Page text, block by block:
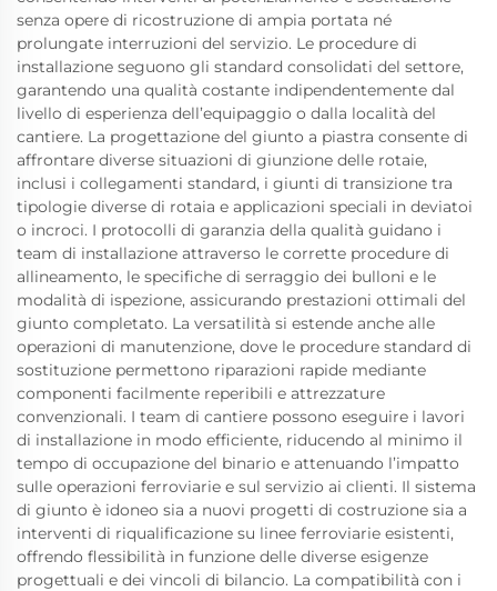
senza opere di ricostruzione di ampia portata né
prolungate interruzioni del servizio. Le procedure di
installazione seguono gli standard consolidati del settore,
garantendo una qualità costante indipendentemente dal
livello di esperienza dell’equipaggio o dalla località del
cantiere. La progettazione del giunto a piastra consente di
affrontare diverse situazioni di giunzione delle rotaie,
inclusi i collegamenti standard, i giunti di transizione tra
tipologie diverse di rotaia e applicazioni speciali in deviatoi
o incroci. I protocolli di garanzia della qualità guidano i
team di installazione attraverso le corrette procedure di
allineamento, le specifiche di serraggio dei bulloni e le
modalità di ispezione, assicurando prestazioni ottimali del
giunto completato. La versatilità si estende anche alle
operazioni di manutenzione, dove le procedure standard di
sostituzione permettono riparazioni rapide mediante
componenti facilmente reperibili e attrezzature
convenzionali. I team di cantiere possono eseguire i lavori
di installazione in modo efficiente, riducendo al minimo il
tempo di occupazione del binario e attenuando l’impatto
sulle operazioni ferroviarie e sul servizio ai clienti. Il sistema
di giunto è idoneo sia a nuovi progetti di costruzione sia a
interventi di riqualificazione su linee ferroviarie esistenti,
offrendo flessibilità in funzione delle diverse esigenze
progettuali e dei vincoli di bilancio. La compatibilità con i